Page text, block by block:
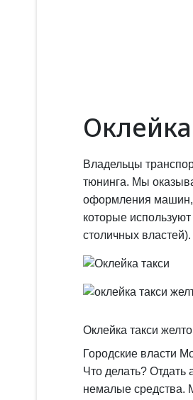
Владельцы
тюнинга. Мы
оформления машин,
которые
столичных
Оклейка такси
Городские власти
Что делать? Отдать
немалые средства.